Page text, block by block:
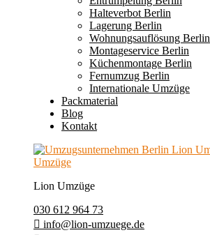
Halteverbot Berlin
Lagerung Berlin
Wohnungsauflösung Berlin
Montageservice Berlin
Küchenmontage Berlin
Fernumzug Berlin
Internationale Umzüge
Packmaterial
Blog
Kontakt
Lion Umzüge
030 612 964 73
info@lion-umzuege.de